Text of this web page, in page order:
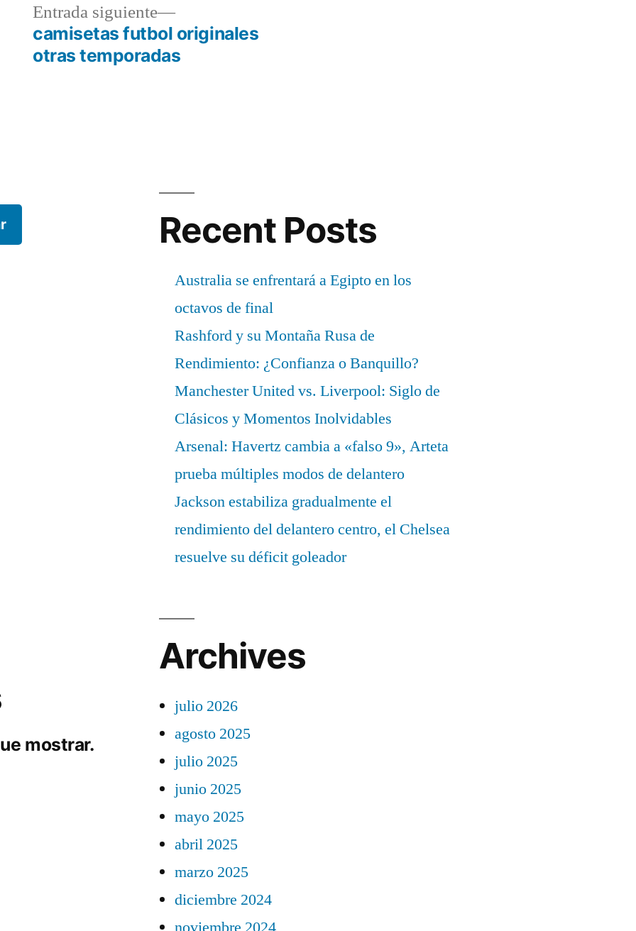
Entrada siguiente
Entrada
siguiente:
camisetas futbol originales
otras temporadas
Recent Posts
Australia se enfrentará a Egipto en los
octavos de final
Rashford y su Montaña Rusa de
Rendimiento: ¿Confianza o Banquillo?
Manchester United vs. Liverpool: Siglo de
Clásicos y Momentos Inolvidables
Arsenal: Havertz cambia a «falso 9», Arteta
prueba múltiples modos de delantero
Jackson estabiliza gradualmente el
rendimiento del delantero centro, el Chelsea
resuelve su déficit goleador
mostrar.
Archives
julio 2026
agosto 2025
julio 2025
junio 2025
mayo 2025
abril 2025
marzo 2025
diciembre 2024